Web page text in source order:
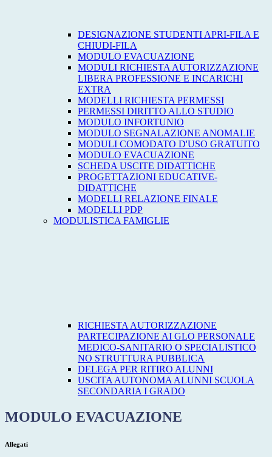
DESIGNAZIONE STUDENTI APRI-FILA E
CHIUDI-FILA
MODULO EVACUAZIONE
MODULI RICHIESTA AUTORIZZAZIONE
LIBERA PROFESSIONE E INCARICHI
EXTRA
MODELLI RICHIESTA PERMESSI
PERMESSI DIRITTO ALLO STUDIO
MODULO INFORTUNIO
MODULO SEGNALAZIONE ANOMALIE
MODULI COMODATO D'USO GRATUITO
MODULO EVACUAZIONE
SCHEDA USCITE DIDATTICHE
PROGETTAZIONI EDUCATIVE-
DIDATTICHE
MODELLI RELAZIONE FINALE
MODELLI PDP
MODULISTICA FAMIGLIE
RICHIESTA AUTORIZZAZIONE
PARTECIPAZIONE AI GLO PERSONALE
MEDICO-SANITARIO O SPECIALISTICO
NO STRUTTURA PUBBLICA
DELEGA PER RITIRO ALUNNI
USCITA AUTONOMA ALUNNI SCUOLA
SECONDARIA I GRADO
MODULO EVACUAZIONE
Allegati